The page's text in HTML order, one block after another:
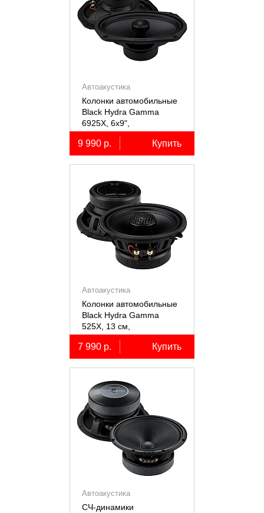
Автоакустика
Колонки автомобильные
Black Hydra Gamma
6925X, 6х9",
коаксиальные
двухполосные, 2 шт.
9 990 р. Купить
Автоакустика
Колонки автомобильные
Black Hydra Gamma
525X, 13 см,
коаксиальные
двухполосные, 2 шт.
7 990 р. Купить
Автоакустика
СЧ-динамики